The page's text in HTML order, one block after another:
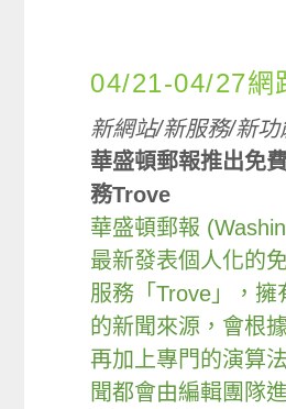
04/21-04/27網
新網站/新服務/新功
華盛頓郵報推出免
務Trove
華盛頓郵報
最新發表個人化的
服務「Trove」，擁
的新聞來源，會根
再加上專門的演算
聞都會由編輯團隊